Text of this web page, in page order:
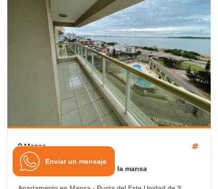
Mansa
Espectacular apartamento en la mansa
Enviar un mensaje